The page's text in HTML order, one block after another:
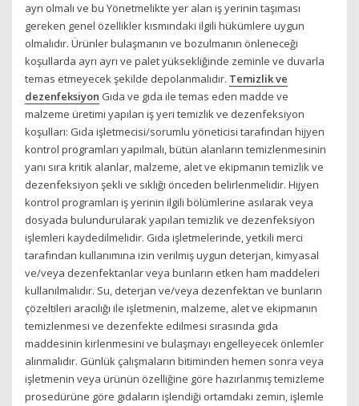
ayrı olmalı ve bu Yönetmelikte yer alan iş yerinin taşıması
gereken genel özellikler kısmındaki ilgili hükümlere uygun
olmalıdır. Ürünler bulaşmanın ve bozulmanın önleneceği
koşullarda ayrı ayrı ve palet yüksekliğinde zeminle ve duvarla
temas etmeyecek şekilde depolanmalıdır. Temizlik ve
dezenfeksiyon Gıda ve gıda ile temas eden madde ve
malzeme üretimi yapılan iş yeri temizlik ve dezenfeksiyon
koşulları: Gıda işletmecisi/sorumlu yöneticisi tarafından hijyen
kontrol programları yapılmalı, bütün alanların temizlenmesinin
yanı sıra kritik alanlar, malzeme, alet ve ekipmanın temizlik ve
dezenfeksiyon şekli ve sıklığı önceden belirlenmelidir. Hijyen
kontrol programları iş yerinin ilgili bölümlerine asılarak veya
dosyada bulundurularak yapılan temizlik ve dezenfeksiyon
işlemleri kaydedilmelidir. Gıda işletmelerinde, yetkili merci
tarafından kullanımına izin verilmiş uygun deterjan, kimyasal
ve/veya dezenfektanlar veya bunların etken ham maddeleri
kullanılmalıdır. Su, deterjan ve/veya dezenfektan ve bunların
çözeltileri aracılığı ile işletmenin, malzeme, alet ve ekipmanın
temizlenmesi ve dezenfekte edilmesi sırasında gıda
maddesinin kirlenmesini ve bulaşmayı engelleyecek önlemler
alınmalıdır. Günlük çalışmaların bitiminden hemen sonra veya
işletmenin veya ürünün özelliğine göre hazırlanmış temizleme
prosedürüne göre gıdaların işlendiği ortamdaki zemin, işlemle